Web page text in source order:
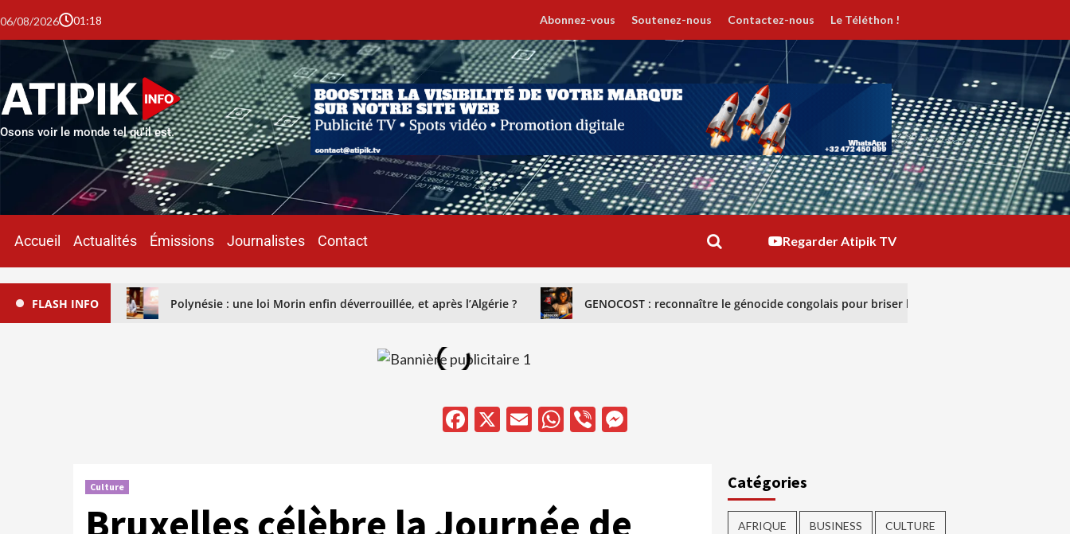
06/08/2026 01:18 Abonnez-vous Soutenez-nous Contactez-nous Le Téléthon !
Osons voir le monde tel qu'il est.
Accueil Actualités Émissions Journalistes Contact Regarder Atipik TV
FLASH INFO Polynésie : une loi Morin enfin déverrouillée, et après l’Algérie ? GENOCOST : reconnaître le génocide congolais pour briser le silence
Facebook
X EmailWhatsApp
Viber
Culture Catégories
AFRIQUE BUSINESS CULTURE